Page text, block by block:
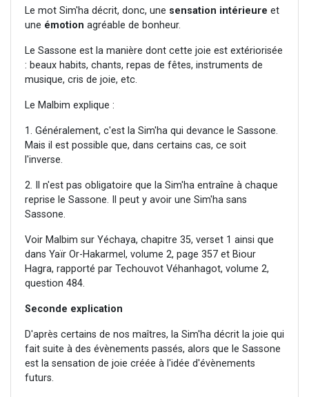
Le mot Sim'ha décrit, donc, une sensation intérieure et
une émotion agréable de bonheur.
Le Sassone est la manière dont cette joie est extériorisée
: beaux habits, chants, repas de fêtes, instruments de
musique, cris de joie, etc.
Le Malbim explique :
1. Généralement, c'est la Sim'ha qui devance le Sassone.
Mais il est possible que, dans certains cas, ce soit
l'inverse.
2. Il n'est pas obligatoire que la Sim'ha entraîne à chaque
reprise le Sassone. Il peut y avoir une Sim'ha sans
Sassone.
Voir Malbim sur Yéchaya, chapitre 35, verset 1 ainsi que
dans Yaïr Or-Hakarmel, volume 2, page 357 et Biour
Hagra, rapporté par Techouvot Véhanhagot, volume 2,
question 484.
Seconde explication
D'après certains de nos maîtres, la Sim'ha décrit la joie qui
fait suite à des évènements passés, alors que le Sassone
est la sensation de joie créée à l'idée d'évènements
futurs.